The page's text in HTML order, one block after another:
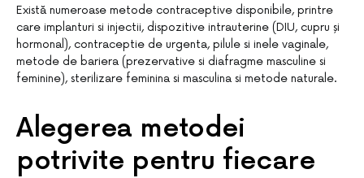
Există numeroase metode contraceptive disponibile, printre
care implanturi si injectii, dispozitive intrauterine (DIU, cupru și
hormonal), contraceptie de urgenta, pilule si inele vaginale,
metode de bariera (prezervative si diafragme masculine si
feminine), sterilizare feminina si masculina si metode naturale.
Alegerea metodei
potrivite pentru fiecare